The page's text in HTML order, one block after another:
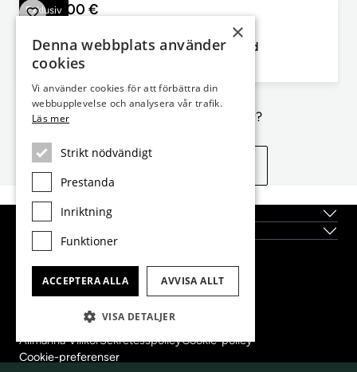
Exklusiv
1 325 000 €
168m² lägenhet till salu i Trafalgar, Madrid
2
Inte exakt vad du letar efter?
Topplägen
Nybyggda fastigheter
info@lucasfox.com
Allmänna VillkorSekretesspolicyCookie-policy
Cookie-preferenser
×
Denna webbplats använder
cookies
Vi använder cookies för att förbättra din
webbupplevelse och analysera vår trafik.
Läs mer
Strikt nödvändigt
Prestanda
Inriktning
Funktioner
ACCEPTERA ALLA AVVISA ALLT
VISA DETALJER